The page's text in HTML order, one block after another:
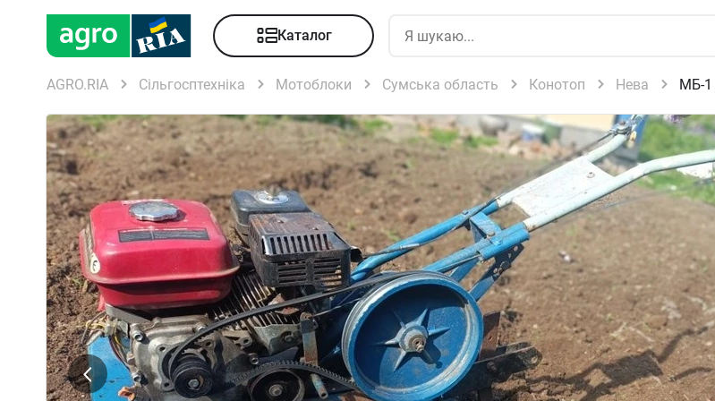
Каталог
AGRO.RIA Сільгосптехніка Мотоблоки Сумська область Конотоп Нева МБ-1